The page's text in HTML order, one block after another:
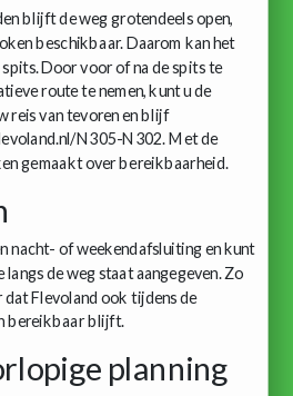
blijft de weg grotendeels open,
beschikbaar. Daarom kan het
Door voor of na de spits te
route te nemen, kunt u de
reis van tevoren en blijf
N305-N302. Met de
gemaakt over bereikbaarheid.
nacht- of weekendafsluiting en kunt
de weg staat aangegeven. Zo
dat Flevoland ook tijdens de
bereikbaar blijft.
planning